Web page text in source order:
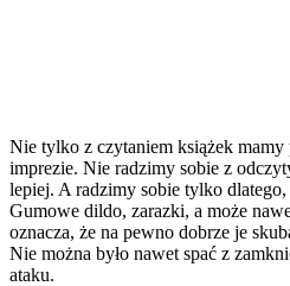
Nie tylko z czytaniem książek mamy
imprezie. Nie radzimy sobie z
lepiej. A radzimy sobie tylko
Gumowe dildo, zarazki, a może
oznacza, że na pewno dobrze je
Nie można było nawet spać z
ataku.